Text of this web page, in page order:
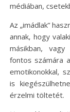
médiában,
Az „imádlak”
annak, hogy
másikban,
fontos számára
emotikonokkal,
is
érzelmi töltetét.